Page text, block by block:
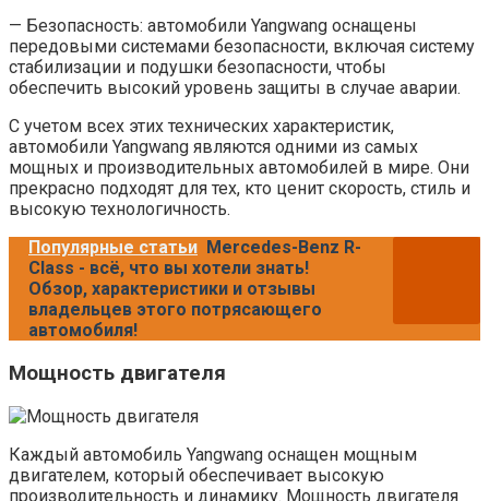
— Безопасность: автомобили Yangwang оснащены
передовыми системами безопасности, включая систему
стабилизации и подушки безопасности, чтобы
обеспечить высокий уровень защиты в случае аварии.
С учетом всех этих технических характеристик,
автомобили Yangwang являются одними из самых
мощных и производительных автомобилей в мире. Они
прекрасно подходят для тех, кто ценит скорость, стиль и
высокую технологичность.
Популярные статьи Mercedes-Benz R-
Class - всё, что вы хотели знать!
Обзор, характеристики и отзывы
владельцев этого потрясающего
автомобиля!
Мощность двигателя
Каждый автомобиль Yangwang оснащен мощным
двигателем, который обеспечивает высокую
производительность и динамику. Мощность двигателя